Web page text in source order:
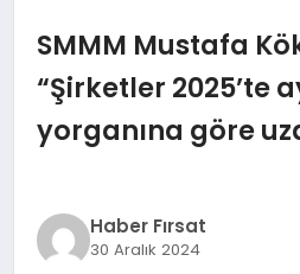
SAĞLIK
MAGAZİN
SMMM Mustafa
“Şirketler 2025’te
yorganına göre
Haber Fırsat
30 Aralık 2024